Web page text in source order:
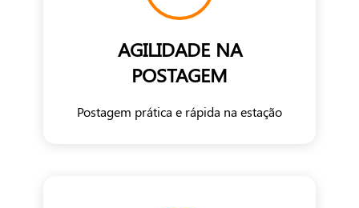
AGILIDADE NA
POSTAGEM
Postagem prática e rápida na estação